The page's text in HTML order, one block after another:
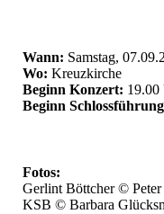
Wann: Samstag,
Wo:Kreuzkirche
Beginn Konzert: 19.00
Beginn
Fotos:
Gerlint Böttcher ©
KSB © Barbara